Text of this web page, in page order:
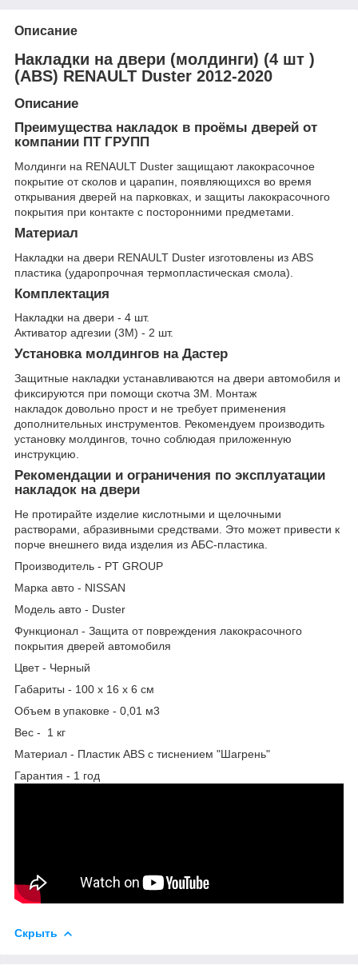
Описание
Накладки на двери (молдинги) (4 шт )
(ABS) RENAULT Duster 2012-2020
Описание
Преимущества накладок в проёмы дверей от
компании ПТ ГРУПП
Молдинги на RENAULT Duster защищают лакокрасочное
покрытие от сколов и царапин, появляющихся во время
открывания дверей на парковках, и защиты лакокрасочного
покрытия при контакте с посторонними предметами.
Материал
Накладки на двери RENAULT Duster изготовлены из ABS
пластика (ударопрочная термопластическая смола).
Комплектация
Накладки на двери - 4 шт.
Активатор адгезии (3М) - 2 шт.
Установка молдингов на Дастер
Защитные накладки устанавливаются на двери автомобиля и
фиксируются при помощи скотча 3М. Монтаж
накладок довольно прост и не требует применения
дополнительных инструментов. Рекомендуем производить
установку молдингов, точно соблюдая приложенную
инструкцию.
Рекомендации и ограничения по эксплуатации
накладок на двери
Не протирайте изделие кислотными и щелочными
растворами, абразивными средствами. Это может привести к
порче внешнего вида изделия из АБС-пластика.
Производитель - PT GROUP
Марка авто - NISSAN
Модель авто - Duster
Функционал - Защита от повреждения лакокрасочного
покрытия дверей автомобиля
Цвет - Черный
Габариты - 100 х 16 х 6 см
Объем в упаковке - 0,01 м3
Вес - 1 кг
Материал - Пластик ABS с тиснением "Шагрень"
Гарантия - 1 год
Скрыть